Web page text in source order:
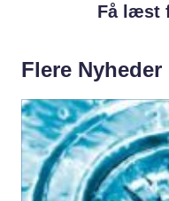
Få læst
Flere Nyheder